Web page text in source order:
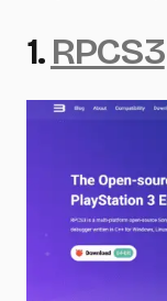
1.RPCS3